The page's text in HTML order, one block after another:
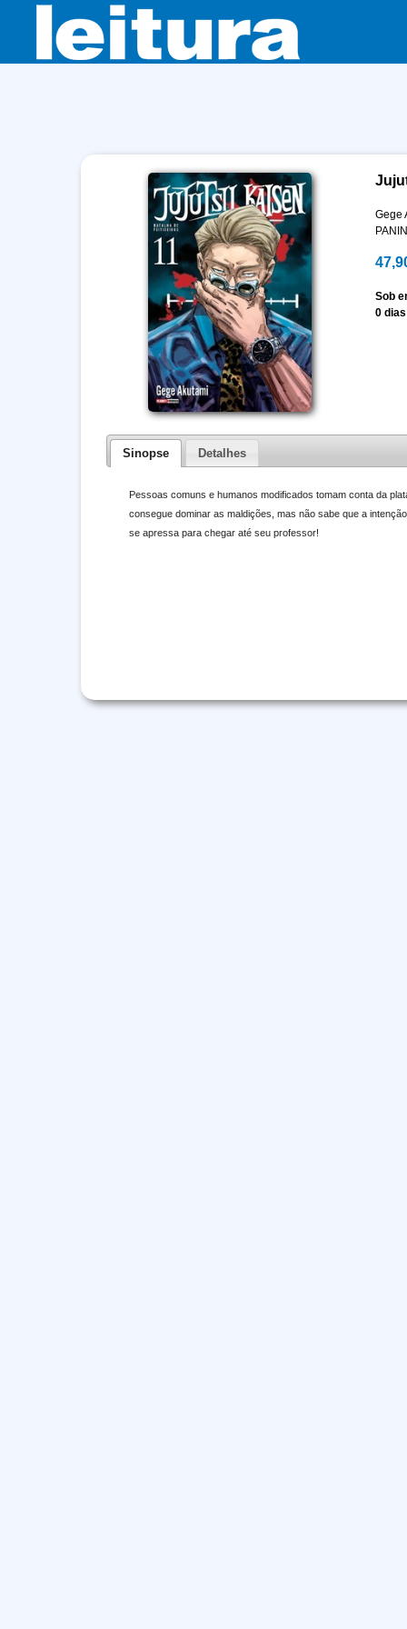
Gege
Sob
0 dias
Sinopse Detalhes
Pessoas comuns e humanos modificados tomam conta da
consegue dominar as maldições, mas não sabe que a
se apressa para chegar até seu professor!